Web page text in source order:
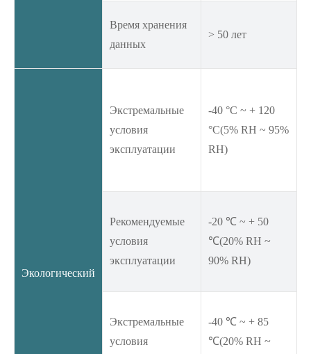
Время хранения
данных
> 50 лет
Экологический
Экстремальные
условия
эксплуатации
-40 °C ~ + 120
°C(5% RH ~ 95%
RH)
Рекомендуемые
условия
эксплуатации
-20 ℃ ~ + 50
℃(20% RH ~
90% RH)
Экстремальные
условия
-40 ℃ ~ + 85
℃(20% RH ~